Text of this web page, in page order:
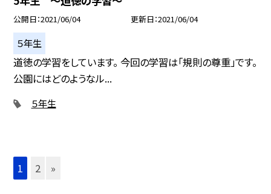
公開日 2021/06/04 更新日 2021/06/04
５年生
道徳の学習をしています。 今回の学習は「規則の尊重」です。
公園にはどのようなル...
５年生
1 2 »